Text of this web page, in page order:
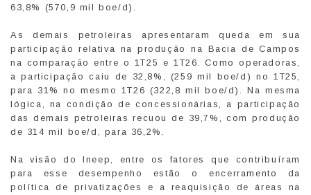
63,8% (570,9 mil boe/d).
As demais petroleiras apresentaram queda em sua
participação relativa na produção na Bacia de Campos
na comparação entre o 1T25 e 1T26. Como operadoras,
a participação caiu de 32,8%, (259 mil boe/d) no 1T25,
para 31% no mesmo 1T26 (322,8 mil boe/d). Na mesma
lógica, na condição de concessionárias, a participação
das demais petroleiras recuou de 39,7%, com produção
de 314 mil boe/d, para 36,2%.
Na visão do Ineep, entre os fatores que contribuíram
para esse desempenho estão o encerramento da
política de privatizações e a reaquisição de áreas na